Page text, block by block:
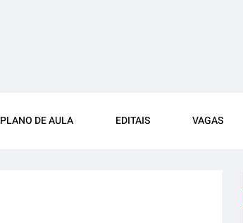
PLANO DE AULA EDITAIS VAGAS